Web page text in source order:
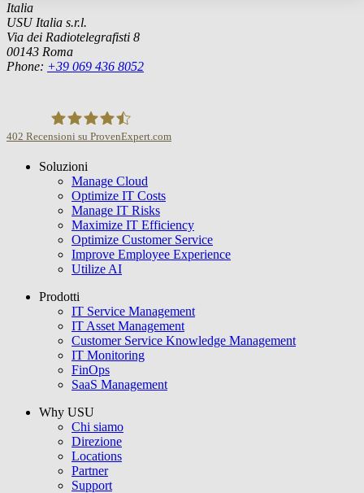
Italia
USU Italia s.r.l.
Via dei Radiotelegrafisti 8
00143 Roma
Phone: +39 069 436 8052
USU GmbH
402 Recensioni su ProvenExpert.com
Soluzioni
Manage Cloud
Optimize IT Costs
Manage IT Risks
Maximize IT Efficiency
Optimize Customer Service
Improve Employee Experience
Utilize AI
Prodotti
IT Service Management
IT Asset Management
Customer Service Knowledge Management
IT Monitoring
FinOps
SaaS Management
Why USU
Chi siamo
Direzione
Locations
Partner
Support